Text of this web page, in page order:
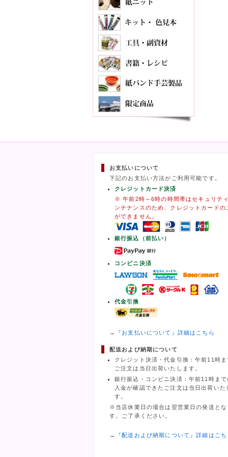
お支払いについて
下記のお支払い方法がご利用可能です。
クレジットカード決済
※ 午前2時～6時の時間帯はセキュリテ
ンテナンスのため、クレジットカードの
ができません。
銀行振込（前払い）
コンビニ決済
代金引換
→ 『お支払いについて』詳細はこちら
配送および納期について
クレジット決済・代金引換：午前11時
ご注文は当日出荷いたします。
銀行振込・コンビニ決済：午前11時まで
入金が確認できたご注文は当日出荷いた
す。
※当店休業日の場合は翌営業日の発送とな
す。ご了承ください。
→ 『配送および納期について』詳細はこ